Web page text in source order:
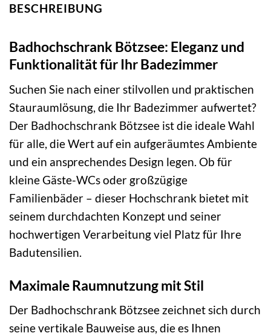
BESCHREIBUNG
Badhochschrank Bötzsee: Eleganz und
Funktionalität für Ihr Badezimmer
Suchen Sie nach einer stilvollen und praktischen
Stauraumlösung, die Ihr Badezimmer aufwertet?
Der Badhochschrank Bötzsee ist die ideale Wahl
für alle, die Wert auf ein aufgeräumtes Ambiente
und ein ansprechendes Design legen. Ob für
kleine Gäste-WCs oder großzügige
Familienbäder – dieser Hochschrank bietet mit
seinem durchdachten Konzept und seiner
hochwertigen Verarbeitung viel Platz für Ihre
Badutensilien.
Maximale Raumnutzung mit Stil
Der Badhochschrank Bötzsee zeichnet sich durch
seine vertikale Bauweise aus, die es Ihnen